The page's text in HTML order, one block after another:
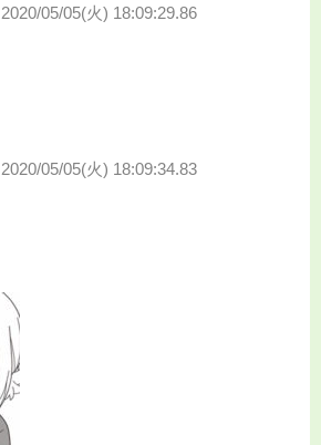
2020/05/05(火) 18:09:29.86
2020/05/05(火) 18:09:34.83